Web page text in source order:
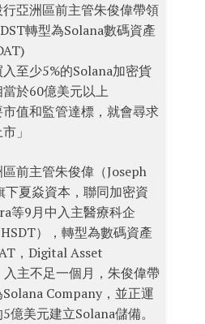
亞洲區前主管朱俊偉帶領
轉型為Solana數碼資產
入至少5%的Solana加密貨
於60億美元以上
市值和監管達標，就會尋求
」
前主管朱俊偉（Joseph
下夏焱資本，聯同加密資
等9月中入主醫療科企
），轉型為數碼資產
，Digital Asset
主不足一個月，朱俊偉帶
Company，並正運
億美元建立Solana儲備。